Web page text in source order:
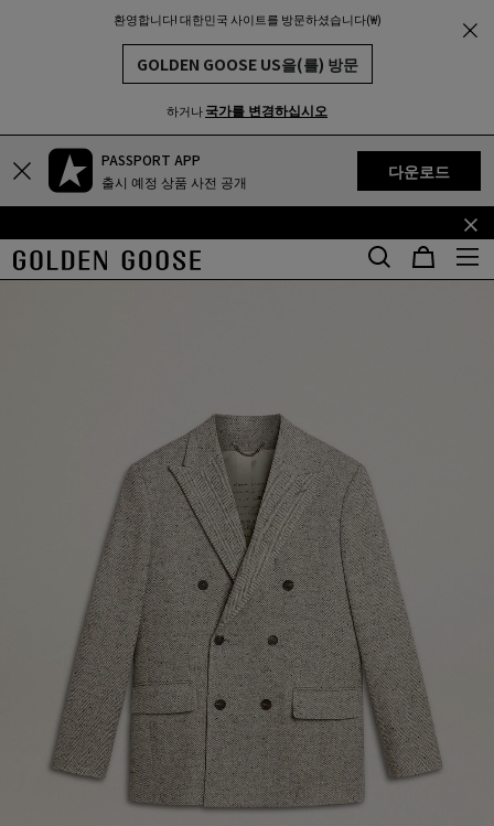
환영합니다! 대한민국 사이트를 방문하셨습니다(₩)
GOLDEN GOOSE US을(를) 방문
하거나국가를 변경하십시오
기
텐
츠
꼬
콘
텐
PASSPORT APP
출시 예정 상품 사전 공개
다운로드